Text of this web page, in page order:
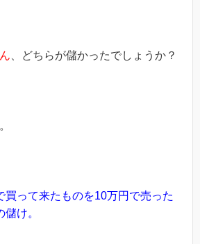
、どちらが儲かったでしょうか？
買って来たものを10万円で売った
け。